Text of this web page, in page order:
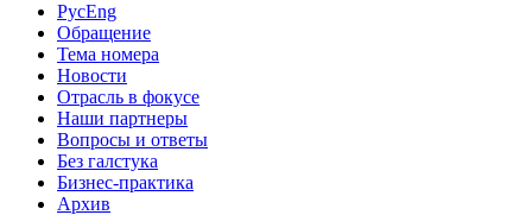
РусEng
Обращение
Тема номера
Новости
Отрасль в фокусе
Наши партнеры
Вопросы и ответы
Без галстука
Бизнес-практика
Архив